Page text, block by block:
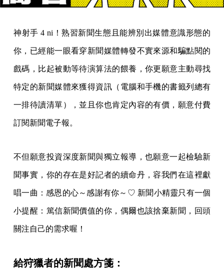
神射手 4 ni！熟習新聞生態且能辨別出媒體意識形態的
你，已經能一眼看穿新聞媒體轉發不實來源和騙點閱的
戲碼，比起被動等待演算法的餵養，你更願意主動尋找
特定的新聞媒體來獲得資訊（電腦和手機的書籤列總有
一排待讀清單），並且你也肯定內容的有價，願意付費
訂閱新聞電子報。
不但願意投資深度新聞與獨立報導，也願意一起檢驗新
聞事實，你的存在是好記者的續命丹，容我們在這裡獻
唱一曲：感恩的心～感謝有你～♡ 新聞小精靈只有一個
小提醒：篤信新聞價值的你，偶爾也該捨棄新聞，回頭
關注自己的需求喔！
給狩獵者的新聞處方箋：